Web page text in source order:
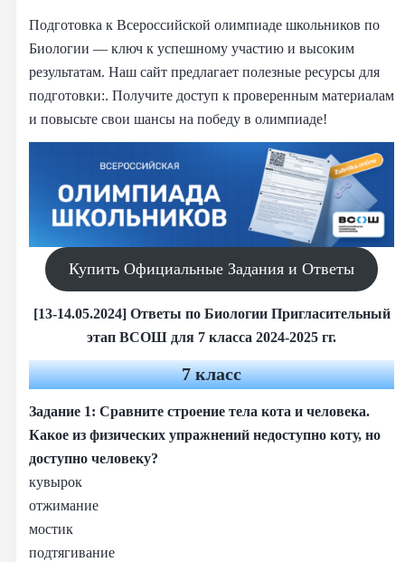
Подготовка к Всероссийской олимпиаде школьников по
Биологии — ключ к успешному участию и высоким
результатам. Наш сайт предлагает полезные ресурсы для
подготовки:. Получите доступ к проверенным материалам
и повысьте свои шансы на победу в олимпиаде!
Купить Официальные Задания и Ответы
[13-14.05.2024] Ответы по Биологии Пригласительный
этап ВСОШ для 7 класса 2024-2025 гг.
7 класс
Задание 1: Сравните строение тела кота и человека.
Какое из физических упражнений недоступно коту, но
доступно человеку?
кувырок
отжимание
мостик
подтягивание